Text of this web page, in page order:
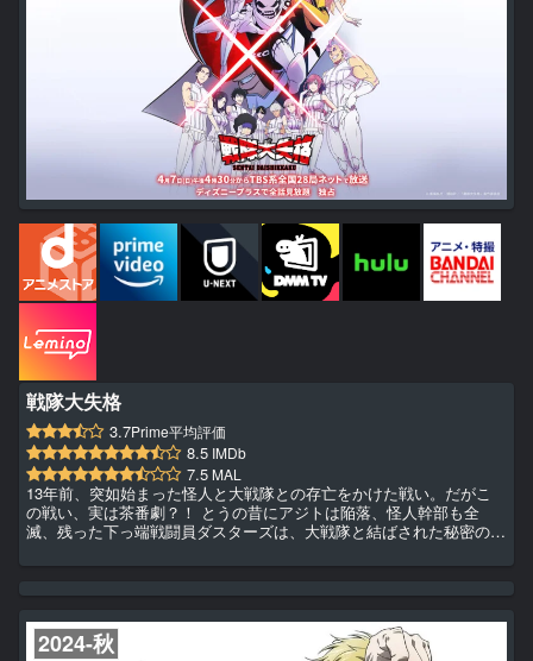
戦隊大失格
3.7Prime平均評価
8.5 IMDb
7.5 MAL
13年前、突如始まった怪人と大戦隊との存亡をかけた戦い。だがこ
の戦い、実は茶番劇？！ とうの昔にアジトは陥落、怪人幹部も全
滅、残った下っ端戦闘員ダスターズは、大戦隊と結ばされた秘密の協
けの人生に、やさぐれた戦闘員Dは遂に立ち上がる！
2024-秋